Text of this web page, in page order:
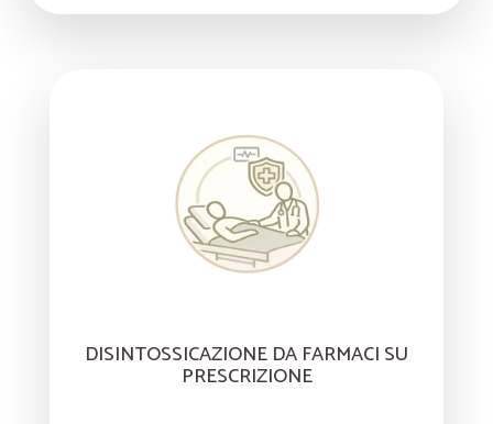
DISINTOSSICAZIONE DA FARMACI SU
PRESCRIZIONE